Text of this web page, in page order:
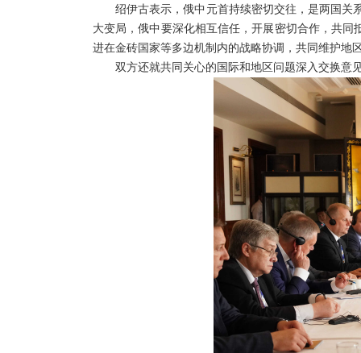
绍伊古表示，俄中元首持续密切交往，是两国关
大变局，俄中要深化相互信任，开展密切合作，共
进在金砖国家等多边机制内的战略协调，共同维护地
双方还就共同关心的国际和地区问题深入交换意